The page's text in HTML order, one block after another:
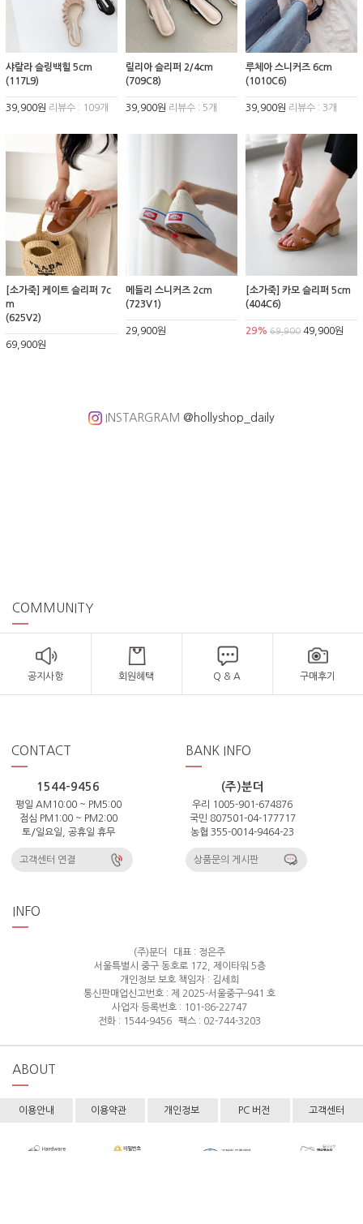
샤랄라 슬링백힐 5cm
(117L9)
39,900원 리뷰수 : 109개
릴리아 슬리퍼 2/4cm
(709C8)
39,900원 리뷰수 : 5개
루체아 스니커즈 6cm
(1010C6)
39,900원 리뷰수 : 3개
[소가죽] 케이트 슬리퍼 7c
m
(625V2)
69,900원
메들리 스니커즈 2cm
(723V1)
29,900원
[소가죽] 카모 슬리퍼 5cm
(404C6)
29% 69,90049,900원
INSTARGRAM @hollyshop_daily
COMMUNITY
공지사항 회원혜택 Q & A 구매후기
CONTACT
1544-9456
평일 AM10:00 ~ PM5:00
점심 PM1:00 ~ PM2:00
토/일요일, 공휴일 휴무
고객센터 연결
BANK INFO
(주)분더
우리 1005-901-674876
국민 807501-04-177717
농협 355-0014-9464-23
상품문의 게시판
INFO
(주)분더
대표 : 정은주
서울특별시 중구 동호로 172, 제이타워 5층
개인정보 보호 책임자 : 김세희
통신판매업신고번호 : 제 2025-서울중구-941 호
사업자 등록번호 : 101-86-22747
전화 : 1544-9456
팩스 : 02-744-3203
ABOUT
이용안내 이용약관 개인정보 PC 버전 고객센터